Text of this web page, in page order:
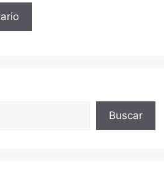
Buscar